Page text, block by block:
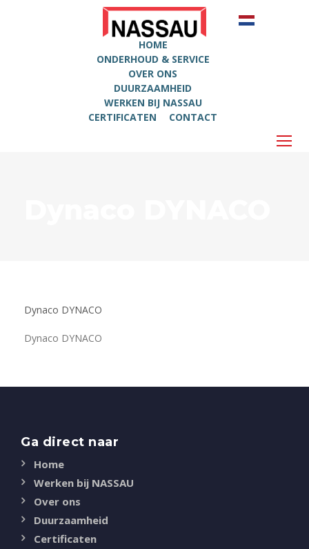
HOME
ONDERHOUD & SERVICE
OVER ONS
DUURZAAMHEID
WERKEN BIJ NASSAU
CERTIFICATEN
CONTACT
Dynaco DYNACO
Dynaco DYNACO
Ga direct naar
Home
Werken bij NASSAU
Over ons
Duurzaamheid
Certificaten